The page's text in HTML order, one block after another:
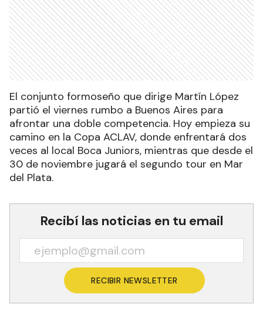
El conjunto formoseño que dirige Martín López
partió el viernes rumbo a Buenos Aires para
afrontar una doble competencia. Hoy empieza su
camino en la Copa ACLAV, donde enfrentará dos
veces al local Boca Juniors, mientras que desde el
30 de noviembre jugará el segundo tour en Mar
del Plata.
Recibí las noticias en tu email
RECIBIR NEWSLETTER